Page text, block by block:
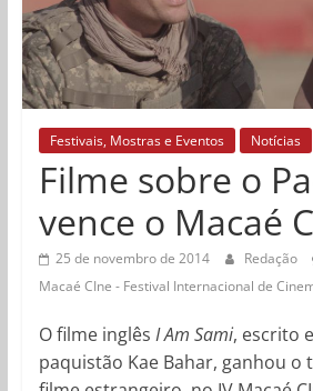
Festivais, Mostras e Eventos Notícias
Filme sobre o
vence o Macaé
25 de novembro de 2014 Redação
Macaé CIne - Festival Internacional de
O filme inglês I Am Sami, escrito
paquistão Kae Bahar, ganhou o